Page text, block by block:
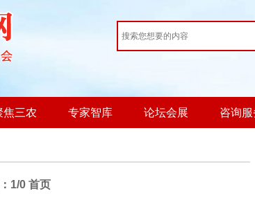
焦三农 专家智库 论坛会展 咨询服
1/0 首页